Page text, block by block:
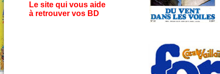
Le site qui vous aide
à retrouver vos BD